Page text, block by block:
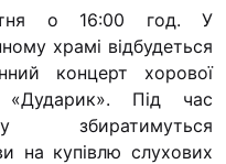
Наші напрямки праці
Наш покровитель
Контакти
Проекти
о 16:00 год. У
храмі відбудеться
концерт хорової
«Дударик». Під час
збиратимуться
на купівлю слухових